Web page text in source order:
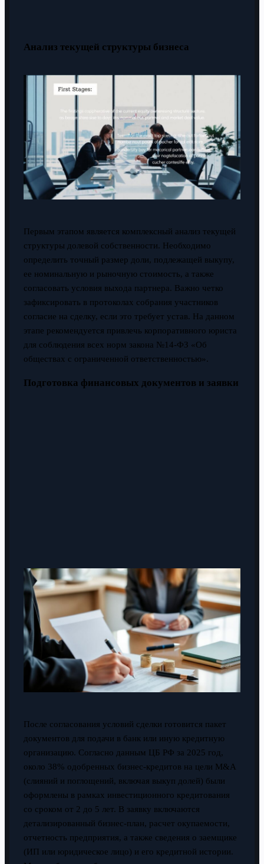
Анализ текущей структуры бизнеса
Первым этапом является комплексный анализ текущей
структуры долевой собственности. Необходимо
определить точный размер доли, подлежащей выкупу,
ее номинальную и рыночную стоимость, а также
согласовать условия выхода партнера. Важно четко
зафиксировать в протоколах собрания участников
согласие на сделку, если это требует устав. На данном
этапе рекомендуется привлечь корпоративного юриста
для соблюдения всех норм закона №14-ФЗ «Об
обществах с ограниченной ответственностью».
Подготовка финансовых документов и заявки
После согласования условий сделки готовится пакет
документов для подачи в банк или иную кредитную
организацию. Согласно данным ЦБ РФ за 2025 год,
около 38% одобренных бизнес-кредитов на цели M&A
(слияний и поглощений, включая выкуп долей) были
оформлены в рамках инвестиционного кредитования
со сроком от 2 до 5 лет. В заявку включаются
детализированный бизнес-план, расчет окупаемости,
отчетность предприятия, а также сведения о заемщике
(ИП или юридическое лицо) и его кредитной истории.